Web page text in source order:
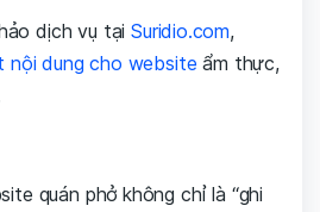
dịch vụ tạiSuridio.com,
nội dung cho website ẩm thực,
quán phở không chỉ là “ghi